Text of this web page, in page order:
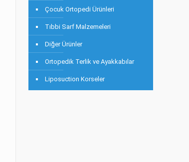
Çocuk Ortopedi Ürünleri
Tıbbi Sarf Malzemeleri
Diğer Ürünler
Ortopedik Terlik ve Ayakkabılar
Liposuction Korseler